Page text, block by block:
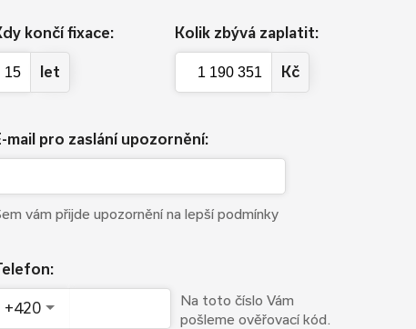
končí fixace:
let
Kolik zbývá zaplatit:
Kč
mail pro zaslání upozornění:
vám přijde upozornění na lepší podmínky
+420
Na toto číslo Vám
pošleme ověřovací kód.